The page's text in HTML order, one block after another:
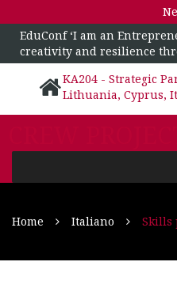
EduConf ‘I am an
creativity and resilience
KA204 - Strategic
Lithuania, Cyprus,
Home Italiano Skills